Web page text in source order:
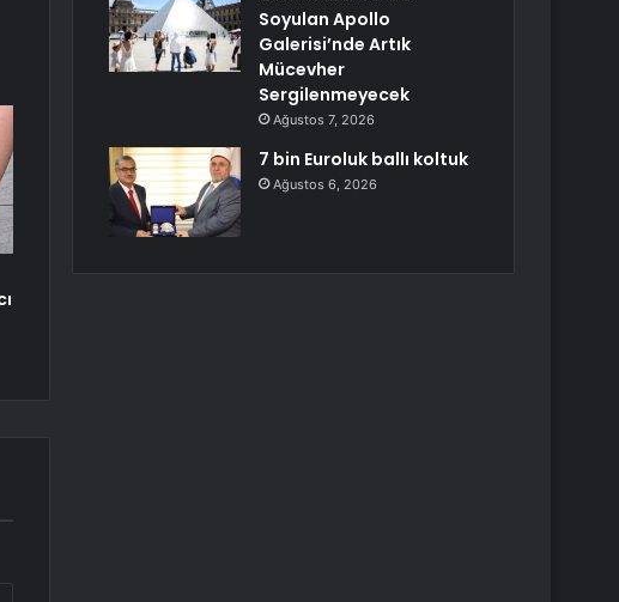
Soyulan Apollo
Galerisi’nde Artık
Mücevher
Sergilenmeyecek
Ağustos 7, 2026
7 bin Euroluk ballı koltuk
Ağustos 6, 2026